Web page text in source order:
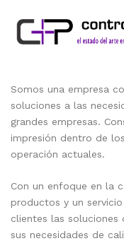
Somos una empresa
soluciones a las
grandes empresas.
impresión dentro de
operación actuales.
Con un enfoque en la
productos y un
clientes las soluciones
sus necesidades de